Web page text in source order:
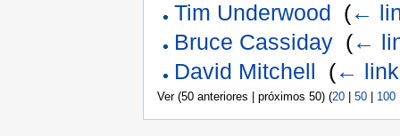
Tim Underwood (←
Bruce Cassiday (←
David Mitchell
(←
Ver (50 anteriores | próximos 50) (20 | 50 | 100